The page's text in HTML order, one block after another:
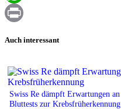
WhatsApp
Auch interessant
Swiss Re dämpft Erwartungen an
Bluttests zur Krebsfrüherkennung